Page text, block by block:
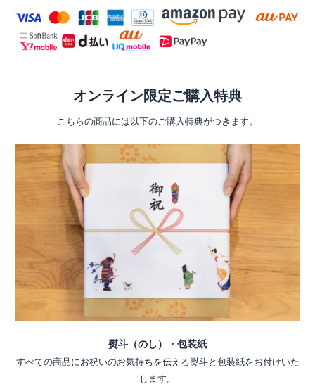
オンライン限定ご購入特典
こちらの商品には以下のご購入特典がつきます。
熨斗（のし）・包装紙
すべての商品にお祝いのお気持ちを伝える熨斗と包装紙をお付けいた
します。